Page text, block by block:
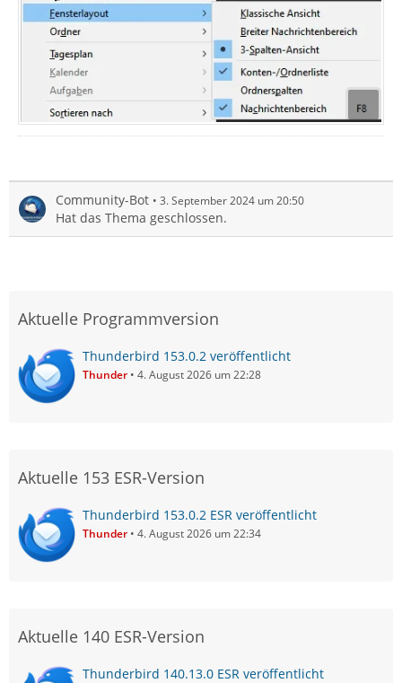
Community-Bot 3. September 2024 um 20:50
Hat das Thema geschlossen.
Aktuelle Programmversion
Thunderbird 153.0.2 veröffentlicht
Thunder 4. August 2026 um 22:28
Aktuelle 153 ESR-Version
Thunderbird 153.0.2 ESR veröffentlicht
Thunder 4. August 2026 um 22:34
Aktuelle 140 ESR-Version
Thunderbird 140.13.0 ESR veröffentlicht